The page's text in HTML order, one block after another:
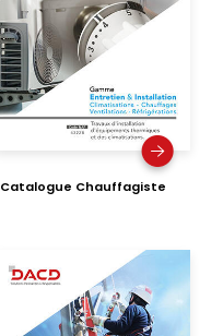
Catalogue Chauffagiste